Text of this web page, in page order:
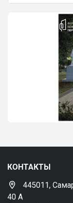
КОНТАКТЫ
445011,
40 А